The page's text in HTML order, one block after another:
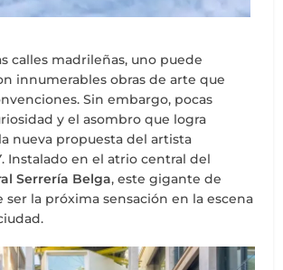
calles madrileñas, uno puede
innumerables obras de arte que
Sin embargo, pocas
y el asombro que logra
nueva propuesta del artista
. Instalado en el atrio central del
Serrería Belga, este gigante de
la próxima sensación en la escena